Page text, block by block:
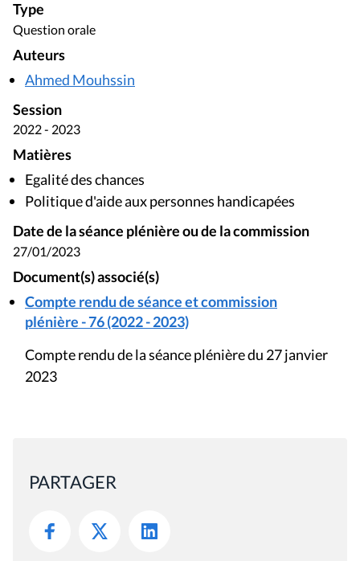
Type
Question orale
Auteurs
Ahmed Mouhssin
Session
2022 - 2023
Matières
Egalité des chances
Politique d'aide aux personnes handicapées
Date de la séance plénière ou de la commission
27/01/2023
Document(s) associé(s)
Compte rendu de séance et commission
plénière - 76 (2022 - 2023)
Compte rendu de la séance plénière du 27 janvier
2023
PARTAGER